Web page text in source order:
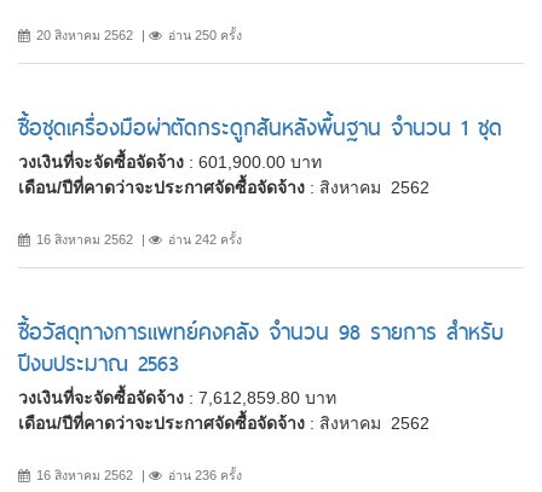
20 สิงหาคม 2562 อ่าน 250 ครั้ง
ซื้อชุดเครื่องมือผ่าตัดกระดูกสันหลังพื้นฐาน จำนวน 1 ชุด
วงเงินที่จะจัดซื้อจัดจ้าง : 601,900.00 บาท
เดือน/ปีที่คาดว่าจะประกาศจัดซื้อจัดจ้าง : สิงหาคม 2562
16 สิงหาคม 2562 อ่าน 242 ครั้ง
ซื้อวัสดุทางการแพทย์คงคลัง จำนวน 98 รายการ สำหรับ
ปีงบประมาณ 2563
วงเงินที่จะจัดซื้อจัดจ้าง : 7,612,859.80 บาท
เดือน/ปีที่คาดว่าจะประกาศจัดซื้อจัดจ้าง : สิงหาคม 2562
16 สิงหาคม 2562 อ่าน 236 ครั้ง